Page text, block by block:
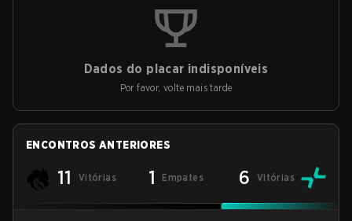
Dados do placar indisponíveis
Por favor, volte mais tarde
ENCONTROS ANTERIORES
11 Vitórias 1 Empates 6 Vitórias